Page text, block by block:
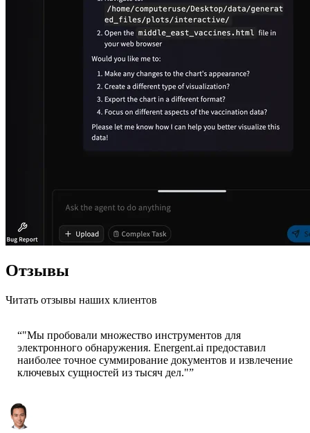
Отзывы
Читать отзывы наших клиентов
“"Мы пробовали множество инструментов для
электронного обнаружения. Energent.ai предоставил
наиболее точное суммирование документов и извлечение
ключевых сущностей из тысяч дел."”